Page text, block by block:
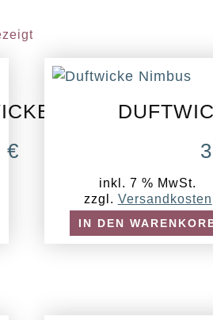
€
inkl. 7 % MwSt.
zzgl. Versandkosten
IN DEN